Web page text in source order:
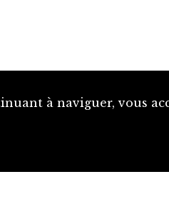
à naviguer, vous